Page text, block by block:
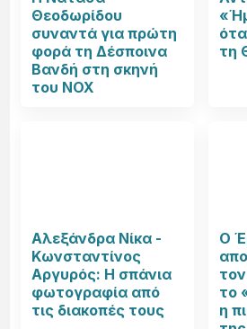
Θεοδωρίδου
συναντά για πρώτη
φορά τη Δέσποινα
Βανδή στη σκηνή
του NOX
τη
Αλεξάνδρα Νίκα -
Κωνσταντίνος
Αργυρός: Η σπάνια
φωτογραφία από
τις διακοπές τους
Ο
το
η